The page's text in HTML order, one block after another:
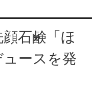
石鹸「ほ
ースを発